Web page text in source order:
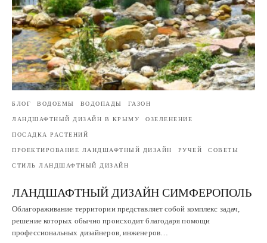
БЛОГ ВОДОЕМЫ ВОДОПАДЫ ГАЗОН
ЛАНДШАФТНЫЙ ДИЗАЙН В КРЫМУ ОЗЕЛЕНЕНИЕ
ПОСАДКА РАСТЕНИЙ
ПРОЕКТИРОВАНИЕ ЛАНДШАФТНЫЙ ДИЗАЙН РУЧЕЙ СОВЕТЫ
СТИЛЬ ЛАНДШАФТНЫЙ ДИЗАЙН
ЛАНДШАФТНЫЙ ДИЗАЙН СИМФЕРОПОЛЬ
Облагораживание территории представляет собой комплекс задач,
решение которых обычно происходит благодаря помощи
профессиональных дизайнеров, инженеров…